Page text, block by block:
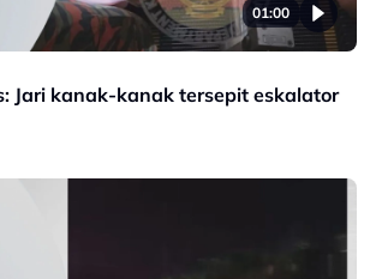
01:00
Jari kanak-kanak tersepit eskalator